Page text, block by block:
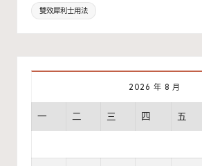
雙效犀利士用法
2026 年 8 月
一 二 三 四 五